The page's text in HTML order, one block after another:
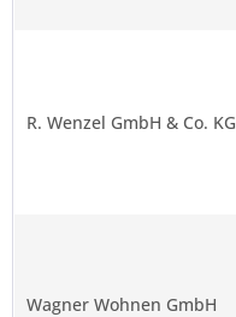
R. Wenzel GmbH & Co. KG
Wagner Wohnen GmbH